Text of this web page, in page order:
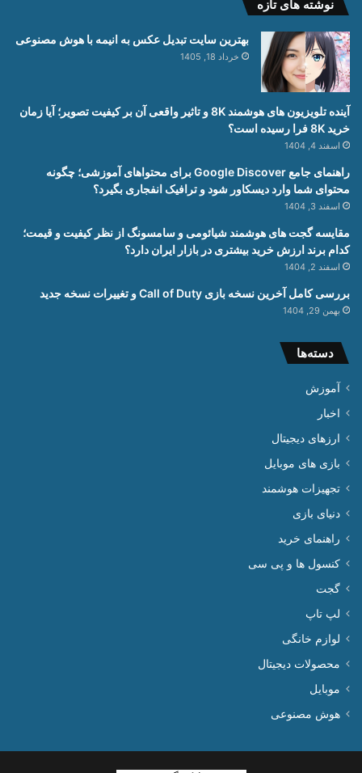
نوشته های تازه
بهترین سایت تبدیل عکس به انیمه با هوش مصنوعی
خرداد 18, 1405
آینده تلویزیون های هوشمند 8K و تاثیر واقعی آن بر کیفیت تصویر؛ آیا زمان
خرید 8K فرا رسیده است؟
اسفند 4, 1404
راهنمای جامع Google Discover برای محتواهای آموزشی؛ چگونه
محتوای شما وارد دیسکاور شود و ترافیک انفجاری بگیرد؟
اسفند 3, 1404
مقایسه گجت های هوشمند شیائومی و سامسونگ از نظر کیفیت و قیمت؛
کدام برند ارزش خرید بیشتری در بازار ایران دارد؟
اسفند 2, 1404
بررسی کامل آخرین نسخه بازی Call of Duty و تغییرات نسخه جدید
بهمن 29, 1404
دسته‌ها
آموزش
اخبار
ارزهای دیجیتال
بازی های موبایل
تجهیزات هوشمند
دنیای بازی
راهنمای خرید
کنسول ها و پی سی
گجت
لپ تاپ
لوازم خانگی
محصولات دیجیتال
موبایل
هوش مصنوعی